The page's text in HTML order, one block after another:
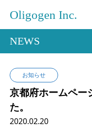
Oligogen Inc.
NEWS
お知らせ
京都府ホームペー
た。
2020.02.20